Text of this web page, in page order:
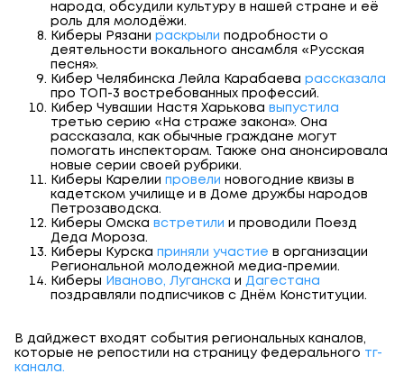
народа, обсудили культуру в нашей стране и её
роль для молодёжи.
Киберы Рязани раскрыли подробности о
деятельности вокального ансамбля «Русская
песня».
Кибер Челябинска Лейла Карабаева рассказала
про ТОП-3 востребованных профессий.
Кибер Чувашии Настя Харькова выпустила
третью серию «На страже закона». Она
рассказала, как обычные граждане могут
помогать инспекторам. Также она анонсировала
новые серии своей рубрики.
Киберы Карелии провели новогодние квизы в
кадетском училище и в Доме дружбы народов
Петрозаводска.
Киберы Омска встретили и проводили Поезд
Деда Мороза.
Киберы Курска приняли участие в организации
Региональной молодежной медиа-премии.
Киберы
Иваново, Луганска и Дагестана
поздравляли подписчиков с Днём Конституции.
В дайджест входят события региональных каналов,
которые не репостили на страницу федерального тг-
канала.